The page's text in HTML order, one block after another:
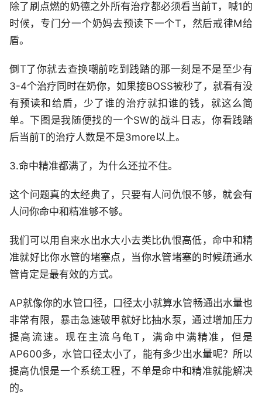
除了刷点燃的奶德之外所有治疗都必须看当前T，喊1的
时候，专门分一个奶妈去预读下一个T，然后戒律M给
盾。
倒T了你就去查换嘲前吃到践踏的那一刻是不是至少有
3-4个治疗同时在奶你，如果接BOSS被秒了，就看有没
有预读和给盾，少了谁的治疗就扣谁的钱，就这么简
单。下图是我随便找的一个SW的战斗日志，你看践踏
后当前T的治疗人数是不是3more以上。
3.命中精准都满了，为什么还拉不住。
这个问题真的太经典了，只要有人问仇恨不够，就会有
人问你命中和精准够不够。
我们可以用自来水出水大小去类比仇恨高低，命中和精
准就好比你水管的堵塞点，当你水管堵塞的时候疏通水
管肯定是最有效的方式。
AP就像你的水管口径，口径太小就算水管畅通出水量也
非常有限，暴击急速破甲就好比抽水泵，通过增加压力
提高流速。现在主流乌龟T，满命中满精准，但是
AP600多，水管口径太小了，能有多少出水量呢？所以
提高仇恨是一个系统工程，不单是命中和精准就能解决
的。